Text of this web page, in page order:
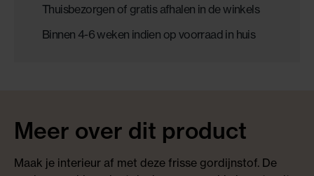
Thuisbezorgen of gratis afhalen in de winkels
Binnen 4-6 weken indien op voorraad in huis
Meer over dit product
Maak je interieur af met deze frisse gordijnstof. De